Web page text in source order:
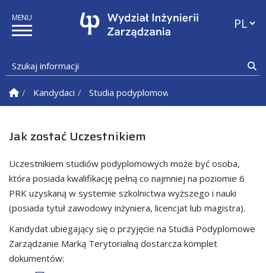
Szukaj informacji
Strona Główna
Kandydaci Studia podyplomowe
Jak zostać Uczestnikiem
Uczestnikiem studiów podyplomowych może być osoba,
która posiada kwalifikację pełną co najmniej na poziomie 6
PRK uzyskaną w systemie szkolnictwa wyższego i nauki
(posiada tytuł zawodowy inżyniera, licencjat lub magistra).
Kandydat ubiegający się o przyjęcie na Studia Podyplomowe
Zarządzanie Marką Terytorialną dostarcza komplet
dokumentów: